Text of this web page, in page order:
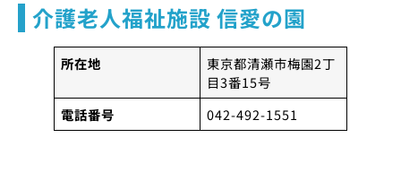
介護老人福祉施設 信愛の園
所在地
東京都清瀬市梅園2丁
目3番15号
電話番号
042-492-1551